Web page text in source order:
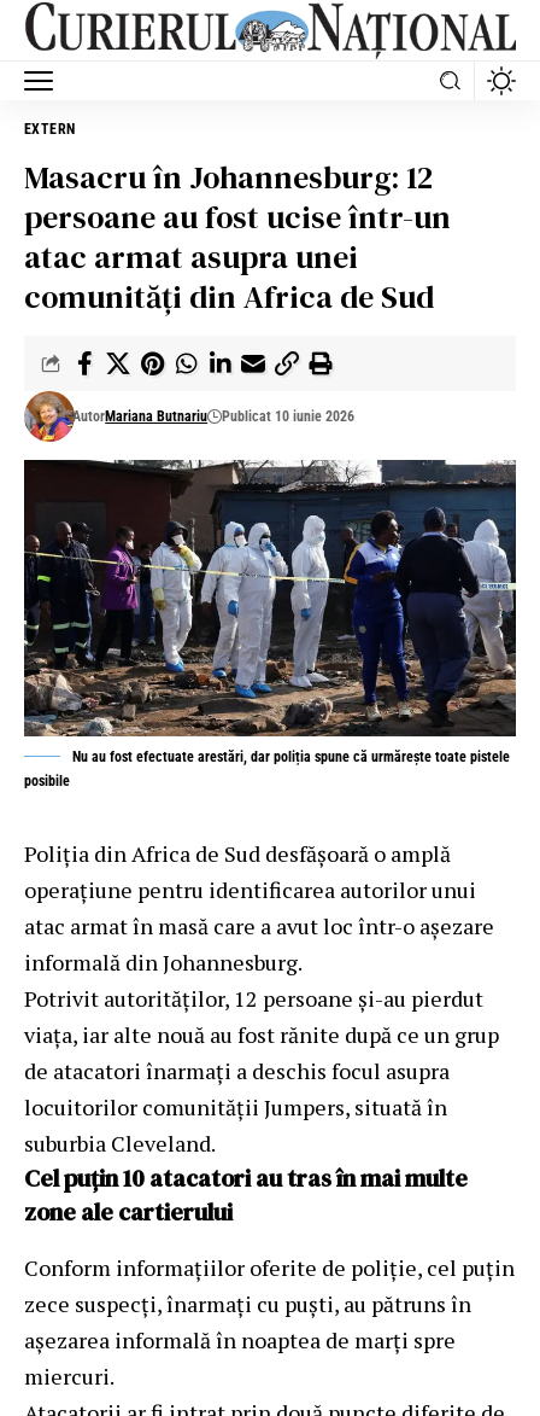
EXTERN
Masacru în Johannesburg: 12
persoane au fost ucise într-un
atac armat asupra unei
comunități din Africa de Sud
AutorMariana Butnariu Publicat 10 iunie 2026
Nu au fost efectuate arestări, dar poliția spune că urmărește toate pistele
posibile
Poliția din Africa de Sud desfășoară o amplă
operațiune pentru identificarea autorilor unui
atac armat în masă care a avut loc într-o așezare
informală din Johannesburg.
Potrivit autorităților, 12 persoane și-au pierdut
viața, iar alte nouă au fost rănite după ce un grup
de atacatori înarmați a deschis focul asupra
locuitorilor comunității Jumpers, situată în
suburbia Cleveland.
Cel puțin 10 atacatori au tras în mai multe
zone ale cartierului
Conform informațiilor oferite de poliție, cel puțin
zece suspecți, înarmați cu puști, au pătruns în
așezarea informală în noaptea de marți spre
miercuri.